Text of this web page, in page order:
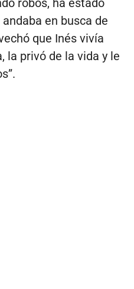
en busca de
que Inés vivía
la privó de la vida y le